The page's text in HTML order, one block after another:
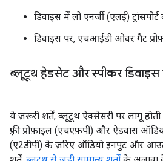
डिवाइस में लो एनर्जी (एलई)
डिवाइस पर, एचआईडी ओवर गैट
ब्लूटूथ हेडसेट और स्पीकर डिवाइस
ये ज़रूरी शर्तें, ब्लूटूथ ऐक्सेसरी पर लागू
फ़्री प्रोफ़ाइल (एचएफ़पी) और ऐडवांस ऑडियो
(ए2डीपी) के ज़रिए ऑडियो इनपुट और